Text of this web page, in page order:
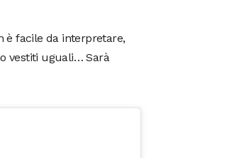
è facile da interpretare,
vestiti uguali… Sarà